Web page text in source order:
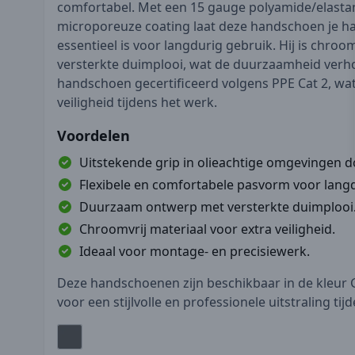
comfortabel. Met een 15 gauge polyamide/
microporeuze coating laat deze handschoen je
essentieel is voor langdurig gebruik. Hij is
versterkte duimplooi, wat de duurzaamheid
handschoen gecertificeerd volgens PPE Cat 2,
veiligheid tijdens het werk.
Voordelen
Uitstekende grip in olieachtige omgevingen
Flexibele en comfortabele pasvorm voor
Duurzaam ontwerp met versterkte duimplooi.
Chroomvrij materiaal voor extra veiligheid.
Ideaal voor montage- en precisiewerk.
Deze handschoenen zijn beschikbaar in de kleur
voor een stijlvolle en professionele uitstraling